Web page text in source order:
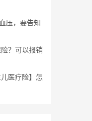
压，要告知
？可以报销
医疗险】怎